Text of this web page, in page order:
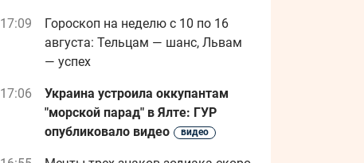
17:09
Гороскоп на неделю с 10 по 16
августа: Тельцам — шанс, Львам
— успех
17:06
Украина устроила оккупантам
"морской парад" в Ялте: ГУР
опубликовало видео
видео